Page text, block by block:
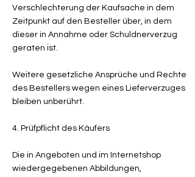
Verschlechterung der Kaufsache in dem
Zeitpunkt auf den Besteller über, in dem
dieser in Annahme oder Schuldnerverzug
geraten ist.
Weitere gesetzliche Ansprüche und Rechte
des Bestellers wegen eines Lieferverzuges
bleiben unberührt.
4. Prüfpflicht des Käufers
Die in Angeboten und im Internetshop
wiedergegebenen Abbildungen,